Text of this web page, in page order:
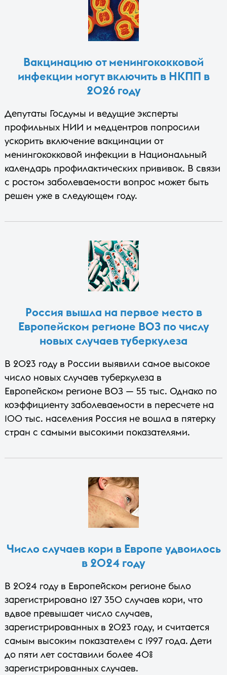
Вакцинацию от менингококковой
инфекции могут включить в НКПП в
2026 году
Депутаты Госдумы и ведущие эксперты
профильных НИИ и медцентров попросили
ускорить включение вакцинации от
менингококковой инфекции в Национальный
календарь профилактических прививок. В связи
с ростом заболеваемости вопрос может быть
решен уже в следующем году.
Россия вышла на первое место в
Европейском регионе ВОЗ по числу
новых случаев туберкулеза
В 2023 году в России выявили самое высокое
число новых случаев туберкулеза в
Европейском регионе ВОЗ — 55 тыс. Однако по
коэффициенту заболеваемости в пересчете на
100 тыс. населения Россия не вошла в пятерку
стран с самыми высокими показателями.
Число случаев кори в Европе удвоилось
в 2024 году
В 2024 году в Европейском регионе было
зарегистрировано 127 350 случаев кори, что
вдвое превышает число случаев,
зарегистрированных в 2023 году, и считается
самым высоким показателем с 1997 года. Дети
до пяти лет составили более 40%
зарегистрированных случаев.